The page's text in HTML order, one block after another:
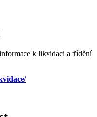
k likvidaci a třídění